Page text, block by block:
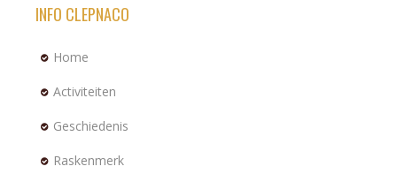
INFO CLEPNACO
Home
Activiteiten
Geschiedenis
Raskenmerk